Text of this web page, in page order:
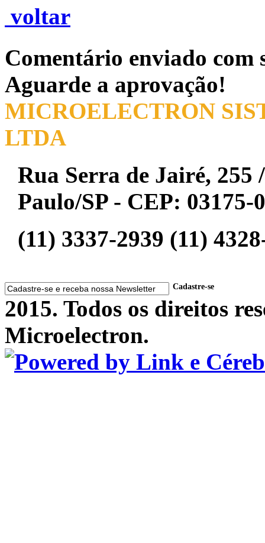
voltar
Comentário enviado com
Aguarde a aprovação!
MICROELECTRON
LTDA
Rua Serra de Jairé, 255
Paulo/SP - CEP: 03175-
(11) 3337-2939 (11)
Cadastre-se
2015. Todos os direitos
Microelectron.